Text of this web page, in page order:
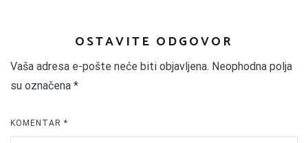
OSTAVITE ODGOVOR
Vaša adresa e-pošte neće biti objavljena. Neophodna polja
su označena *
KOMENTAR *